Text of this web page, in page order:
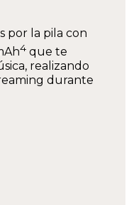
por la pila con
4 que te
realizando
durante